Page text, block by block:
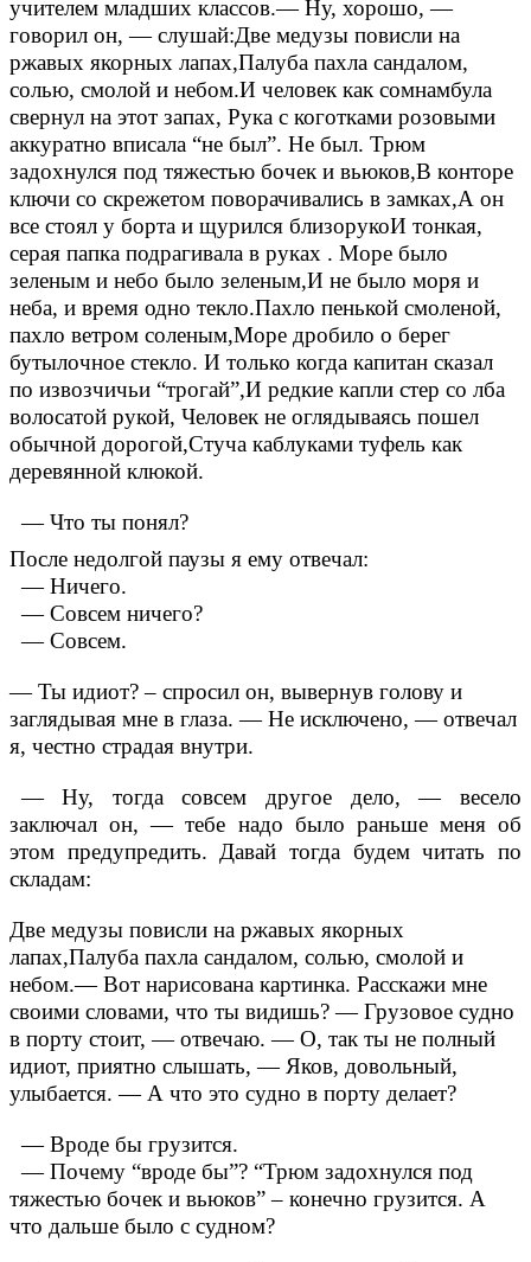
учителем младших классов.— Ну, хорошо, —
говорил он, — слушай:Две медузы повисли на
ржавых якорных лапах,Палуба пахла сандалом,
солью, смолой и небом.И человек как сомнамбула
свернул на этот запах, Рука с коготками розовыми
аккуратно вписала “не был”. Не был. Трюм
задохнулся под тяжестью бочек и вьюков,В конторе
ключи со скрежетом поворачивались в замках,А он
все стоял у борта и щурился близорукоИ тонкая,
серая папка подрагивала в руках . Море было
зеленым и небо было зеленым,И не было моря и
неба, и время одно текло.Пахло пенькой смоленой,
пахло ветром соленым,Море дробило о берег
бутылочное стекло. И только когда капитан сказал
по извозчичьи “трогай”,И редкие капли стер со лба
волосатой рукой, Человек не оглядываясь пошел
обычной дорогой,Стуча каблуками туфель как
деревянной клюкой.
— Что ты понял?
После недолгой паузы я ему отвечал:
— Ничего.
— Совсем ничего?
— Совсем.
— Ты идиот? – спросил он, вывернув голову и
заглядывая мне в глаза.— Не исключено, — отвечал
я, честно страдая внутри.
— Ну, тогда совсем другое дело, — весело
заключал он, — тебе надо было раньше меня об
этом предупредить. Давай тогда будем читать по
складам:
Две медузы повисли на ржавых якорных
лапах,Палуба пахла сандалом, солью, смолой и
небом.— Вот нарисована картинка. Расскажи мне
своими словами, что ты видишь?— Грузовое судно
в порту стоит, — отвечаю.— О, так ты не полный
идиот, приятно слышать, — Яков, довольный,
улыбается.— А что это судно в порту делает?
— Вроде бы грузится.
— Почему “вроде бы”? “Трюм задохнулся под
тяжестью бочек и вьюков” – конечно грузится. А
что дальше было с судном?